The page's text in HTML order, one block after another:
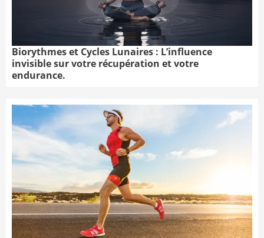
Biorythmes et Cycles Lunaires : L’influence
invisible sur votre récupération et votre
endurance.